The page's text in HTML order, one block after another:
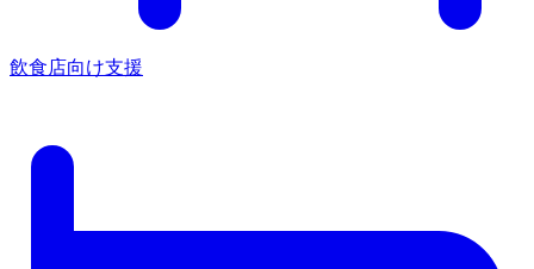
飲食店向け支援